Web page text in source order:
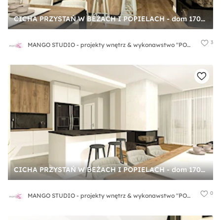
CICHA PRZYSTAŃ W BEŻACH I POPIELACH - dom 170m2 - Średnia otwarta z salonem beżowa biała z zabudowaną lodówką z lodówką wolnostojącą z podblatowym zlewozmywakiem kuchnia w kształcie litery l z wyspą lub półwyspem z oknem, styl nowoczesny - zdjęcie od MANGO STUDIO - projekty wnętrz & wykonawstwo "POD KLUCZ" - ZASTĘPSTWO INWESTORSKIE - projekty wnętrz HoReCa - konsultacje
MANGO STUDIO - projekty wnętrz & wykonawstwo "POD KLUCZ" - ZASTĘPSTWO INWESTORSKIE - projekty wnętrz HoReCa - konsultacje 3
CICHA PRZYSTAŃ W BEŻACH I POPIELACH - dom 170m2 - Kuchnia, styl nowoczesny - zdjęcie od MANGO STUDIO - projekty wnętrz & wykonawstwo "POD KLUCZ" - ZASTĘPSTWO INWESTORSKIE - projekty wnętrz HoReCa - konsultacje
MANGO STUDIO - projekty wnętrz & wykonawstwo "POD KLUCZ" - ZASTĘPSTWO INWESTORSKIE - projekty wnętrz HoReCa - konsultacje 0